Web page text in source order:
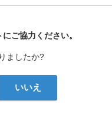
ご協力ください。
ましたか?
いいえ